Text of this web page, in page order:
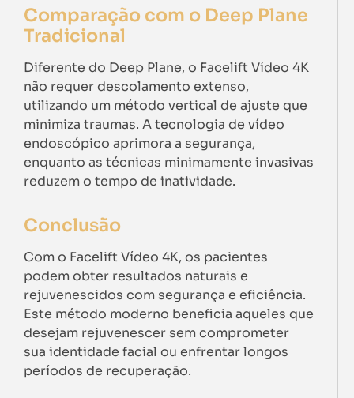
Comparação com o Deep Plane
Tradicional
Diferente do Deep Plane, o Facelift Vídeo 4K
não requer descolamento extenso,
utilizando um método vertical de ajuste que
minimiza traumas. A tecnologia de vídeo
endoscópico aprimora a segurança,
enquanto as técnicas minimamente invasivas
reduzem o tempo de inatividade.
Conclusão
Com o Facelift Vídeo 4K, os pacientes
podem obter resultados naturais e
rejuvenescidos com segurança e eficiência.
Este método moderno beneficia aqueles que
desejam rejuvenescer sem comprometer
sua identidade facial ou enfrentar longos
períodos de recuperação.